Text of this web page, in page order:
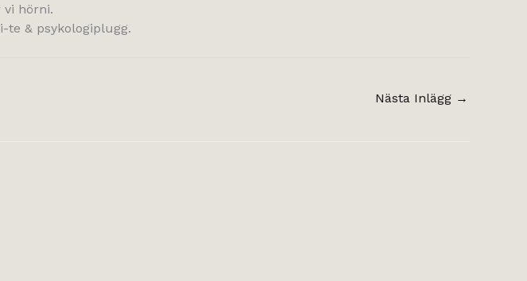
vi hörni.
te & psykologiplugg.
Nästa Inlägg →